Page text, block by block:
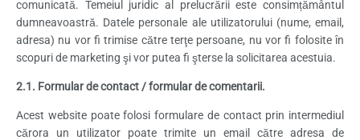
comunicată. Temeiul juridic al prelucrării este consimțământul
dumneavoastră. Datele personale ale utilizatorului (nume, email,
adresa) nu vor fi trimise către terţe persoane, nu vor fi folosite în
scopuri de marketing şi vor putea fi şterse la solicitarea acestuia.
2.1. Formular de contact / formular de comentarii.
Acest website poate folosi formulare de contact prin intermediul
cărora un utilizator poate trimite un email către adresa de